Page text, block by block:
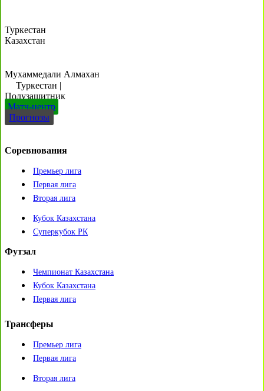
Туркестан
Казахстан
Мухаммедали Алмахан
Туркестан |
Полузащитник
Матч-центр
Прогнозы
Соревнования
Премьер лига
Первая лига
Вторая лига
Кубок Казахстана
Суперкубок РК
Футзал
Чемпионат Казахстана
Кубок Казахстана
Первая лига
Трансферы
Премьер лига
Первая лига
Вторая лига